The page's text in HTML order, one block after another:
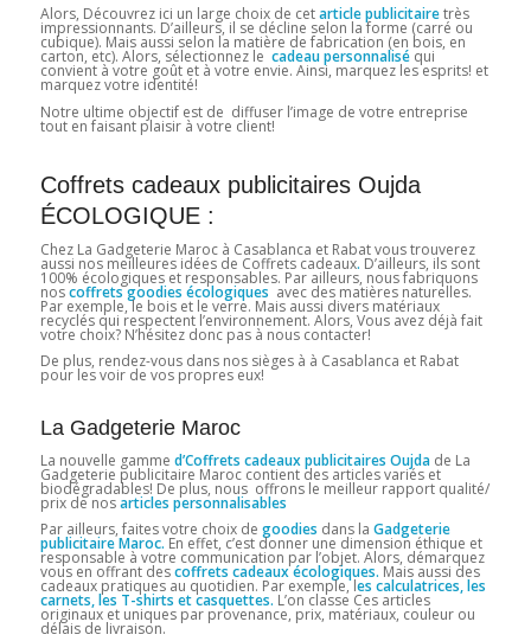
Alors, Découvrez ici un large choix de cetarticle publicitairetrès
impressionnants. D’ailleurs, il se décline selon la forme (carré ou
cubique). Mais aussi selon la matière de fabrication (en bois, en
carton, etc). Alors, sélectionnez le cadeau personnaliséqui
convient à votre goût et à votre envie. Ainsi, marquez les esprits! et
marquez votre identité!
Notre ultime objectif est de diffuser l’image de votre entreprise
tout en faisant plaisir à votre client!
Coffrets cadeaux publicitaires Oujda
ÉCOLOGIQUE :
Chez La Gadgeterie Maroc à Casablanca et Rabat vous trouverez
aussi nos meilleures idées de Coffrets cadeaux. D’ailleurs, ils sont
100% écologiques et responsables. Par ailleurs, nous fabriquons
noscoffrets goodies écologiques avec des matières naturelles.
Par exemple, le bois et le verre. Mais aussi divers matériaux
recyclés qui respectent l’environnement. Alors, Vous avez déjà fait
votre choix? N’hésitez donc pas à nous contacter!
De plus, rendez-vous dans nos sièges à à Casablanca et Rabat
pour les voir de vos propres eux!
La Gadgeterie Maroc
La nouvelle gamme d’Coffrets cadeaux publicitaires Oujdade La
Gadgeterie publicitaire Maroc contient des articles variés et
biodégradables! De plus, nous offrons le meilleur rapport qualité/
prix de nosarticles personnalisables
Par ailleurs, faites votre choix de goodies dans la Gadgeterie
publicitaire Maroc. En effet, c’est donner une dimension éthique et
responsable à votre communication par l’objet. Alors, démarquez
vous en offrant descoffrets cadeaux écologiques. Mais aussi des
cadeaux pratiques au quotidien. Par exemple, les calculatrices, les
carnets, les T-shirts et casquettes. L’on classe Ces articles
originaux et uniques par provenance, prix, matériaux, couleur ou
délais de livraison.